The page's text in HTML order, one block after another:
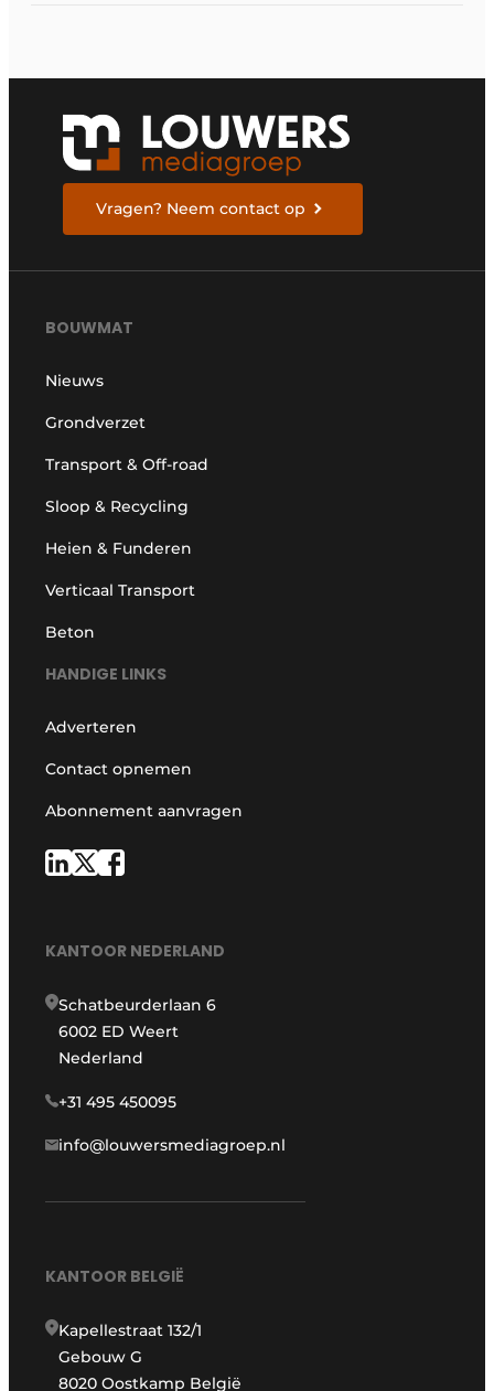
Vragen? Neem contact op
BOUWMAT
Nieuws
Grondverzet
Transport & Off-road
Sloop & Recycling
Heien & Funderen
Verticaal Transport
Beton
HANDIGE LINKS
Adverteren
Contact opnemen
Abonnement aanvragen
KANTOOR NEDERLAND
Schatbeurderlaan 6
6002 ED Weert
Nederland
+31 495 450095
info@louwersmediagroep.nl
KANTOOR BELGIË
Kapellestraat 132/1
Gebouw G
8020 Oostkamp België